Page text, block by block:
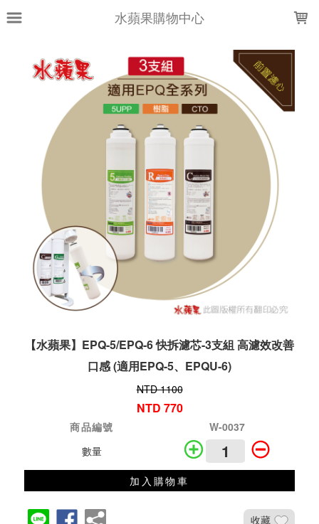
水蘋果購物中心
【水蘋果】EPQ-5/EPQ-6 快拆濾芯-3支組 高濾效改善
口感 (適用EPQ-5、EPQU-6)
NTD 1100
NTD 770
商品編號
W-0037
數量
加入購物車
收藏